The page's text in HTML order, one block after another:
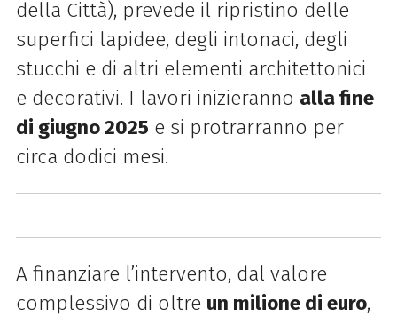
della Città), prevede il ripristino delle
superfici lapidee, degli intonaci, degli
stucchi e di altri elementi architettonici
e decorativi. I lavori inizieranno alla fine
di giugno 2025 e si protrarranno per
circa dodici mesi.
A finanziare l’intervento, dal valore
complessivo di oltre un milione di euro,